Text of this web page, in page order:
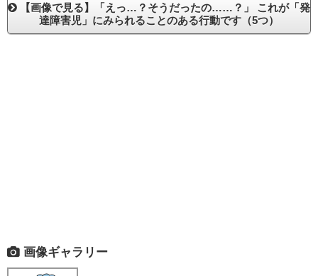
【画像で見る】「えっ…？そうだったの……？」 これが「発
達障害児」にみられることのある行動です（5つ）
画像ギャラリー